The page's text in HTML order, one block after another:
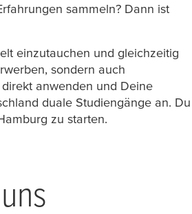
sammeln? Dann ist
einzutauchen und gleichzeitig
sondern auch
anwenden und Deine
duale Studiengänge an. Du
zu starten.